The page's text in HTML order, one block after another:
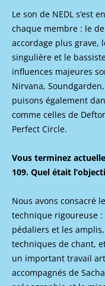
Le son de NEDL s’est
chaque membre : le
accordage plus
singulière et le
influences majeures
Nirvana,
puisons également
comme celles de
Perfect Circle.
Vous terminez
109. Quel était
Nous avons consacré
technique rigoureuse
pédaliers et les
techniques de chant,
un important travail
accompagnés de